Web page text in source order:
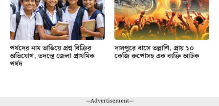
পর্ষদের নাম ভাঙিয়ে প্রশ্ন বিক্রির
অভিযোগ, তদন্তে জেলা প্রাথমিক
পর্ষদ
দাসপুরে বাসে তল্লাশি, প্রায় ১০
কেজি রুপোসহ এক ব্যক্তি আটক
---Advertisement---